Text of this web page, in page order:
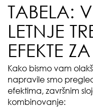
TABELA:
LETNJE
EFEKTE
Kako bismo vam
napravile smo
efektima, završnim
kombinovanje: